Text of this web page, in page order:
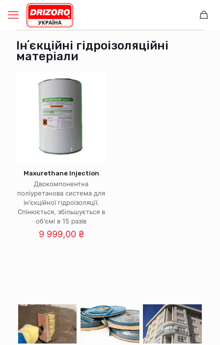
Інʼєкційні гідроізоляційні
матеріали
Maxurethane Injection
Двокомпонентна
поліуретанова система для
ін'єкційної гідроізоляції.
Спінюється, збільшується в
об'ємі в 15 разів
9 999,00 ₴